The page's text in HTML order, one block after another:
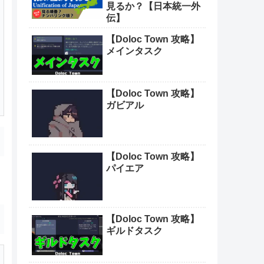
見るか？【日本統一外
伝】
【Doloc Town 攻略】
メインタスク
【Doloc Town 攻略】
ガビアル
【Doloc Town 攻略】
パイエア
【Doloc Town 攻略】
ギルドタスク